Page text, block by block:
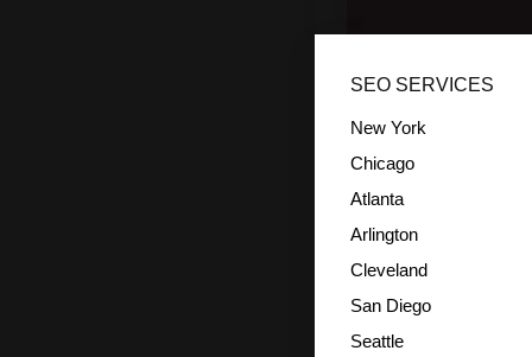
SEO SERVICES
New York
Chicago
Atlanta
Arlington
Cleveland
San Diego
Seattle